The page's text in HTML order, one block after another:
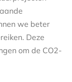
we beter
Deze
om de CO2-